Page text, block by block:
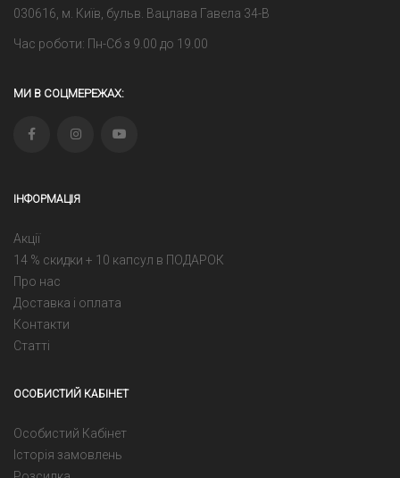
030616, м. Київ, бульв. Вацлава Гавела 34-В
Час роботи: Пн-Сб з 9.00 до 19.00
МИ В СОЦМЕРЕЖАХ:
ІНФОРМАЦІЯ
Акції
14 % скидки + 10 капсул в ПОДАРОК
Про нас
Доставка і оплата
Контакти
Статті
ОСОБИСТИЙ КАБІНЕТ
Особистий Кабінет
Історія замовлень